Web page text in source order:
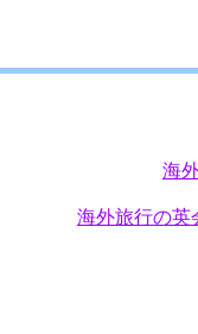
海
海外旅行の英